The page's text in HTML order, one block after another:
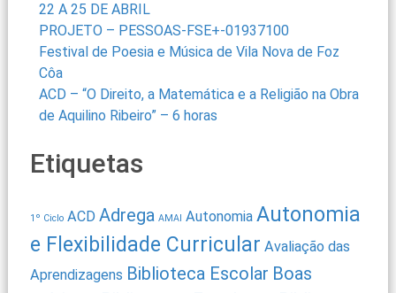
22 A 25 DE ABRIL
PROJETO – PESSOAS-FSE+-01937100
Festival de Poesia e Música de Vila Nova de Foz
Côa
ACD – “O Direito, a Matemática e a Religião na Obra
de Aquilino Ribeiro” – 6 horas
Etiquetas
1º Ciclo ACD Adrega AMAI Autonomia Autonomia
e Flexibilidade Curricular Avaliação das
Aprendizagens Biblioteca Escolar Boas